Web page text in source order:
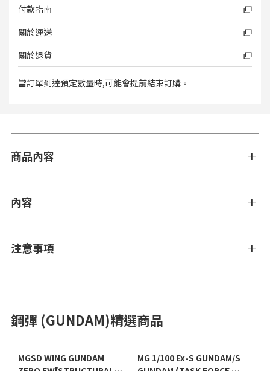
付款指南
關於運送
關於退貨
當訂單到達預定數量時,可能會提前結束訂購。
商品內容
內容
注意事項
鋼彈 (GUNDAM)精選商品
MGSD WING GUNDAM
MG 1/100 Ex-S GUNDAM/S